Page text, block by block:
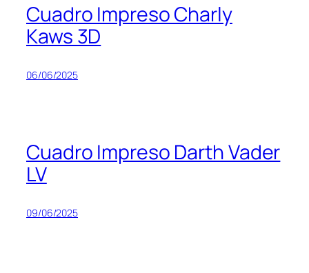
Cuadro Impreso Charly
Kaws 3D
06/06/2025
Cuadro Impreso Darth Vader
LV
09/06/2025